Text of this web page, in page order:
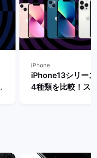
iPhone
iPhone13シリー
4種類を比較！ス